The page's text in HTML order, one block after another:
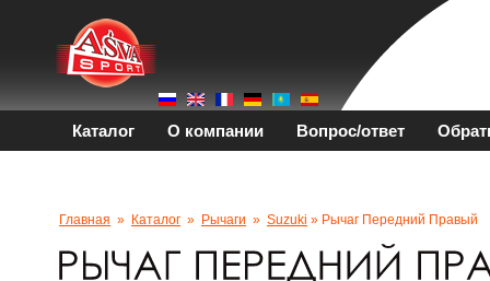
Каталог О компании Вопрос/ответ
Главная » Каталог » Рычаги » Suzuki » Рычаг Передний Правый